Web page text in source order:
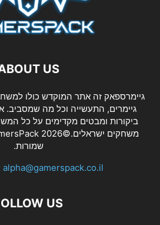
US
גיימרספאק זה אתר המוקדש כולו
גיימרים, התעשייה וכל מה שמסביב.
ביקורות ומבטים מקדימים על כל
שמורות.
alpha@gamerspack.co.il
US